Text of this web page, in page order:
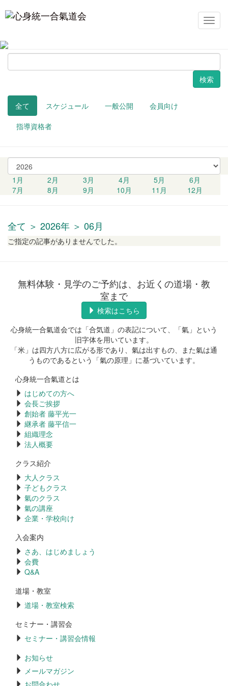
メ
イ
ナ
ゲ
ー
セミナー・講習会
検
索
全て スケジュール 一般公開
会員向け
指導資格者
暦
の
選
1月 2月 3月 4月 5月
6月
7月
8月 9月 10月 11月 12月
全て ＞ 2026年 ＞ 06月
ご指定の記事がありませんでした。
無料体験・見学のご予約は、お近くの道場・教
室まで
検索はこちら
心身統一合氣道会では「合気道」の表記について、「氣」という
旧字体を用いています。
「米」は四方八方に広がる形であり、氣は出すもの、また氣は通
うものであるという「氣の原理」に基づいています。
心身統一合氣道とは
はじめての方へ
会長ご挨拶
創始者 藤平光一
継承者 藤平信一
組織理念
法人概要
クラス紹介
大人クラス
子どもクラス
氣のクラス
氣の講座
企業・学校向け
入会案内
さあ、はじめましょう
会費
Q&A
道場・教室
道場・教室検索
セミナー・講習会
セミナー・講習会情報
お知らせ
メールマガジン
お問合わせ